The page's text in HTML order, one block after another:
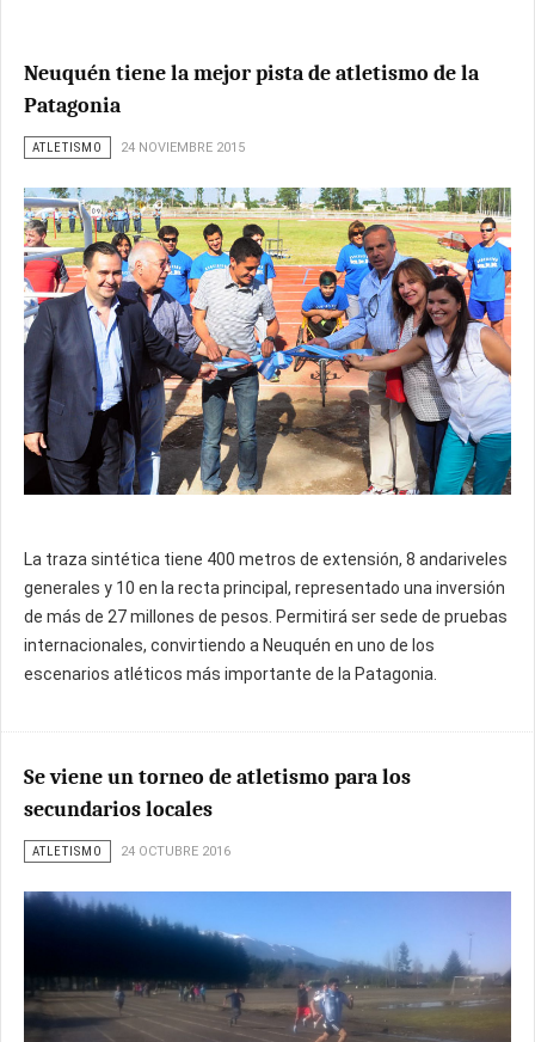
Neuquén tiene la mejor pista de atletismo de la
Patagonia
ATLETISMO 24 NOVIEMBRE 2015
La traza sintética tiene 400 metros de extensión, 8 andariveles
generales y 10 en la recta principal, representado una inversión
de más de 27 millones de pesos. Permitirá ser sede de pruebas
internacionales, convirtiendo a Neuquén en uno de los
escenarios atléticos más importante de la Patagonia.
Se viene un torneo de atletismo para los
secundarios locales
ATLETISMO 24 OCTUBRE 2016